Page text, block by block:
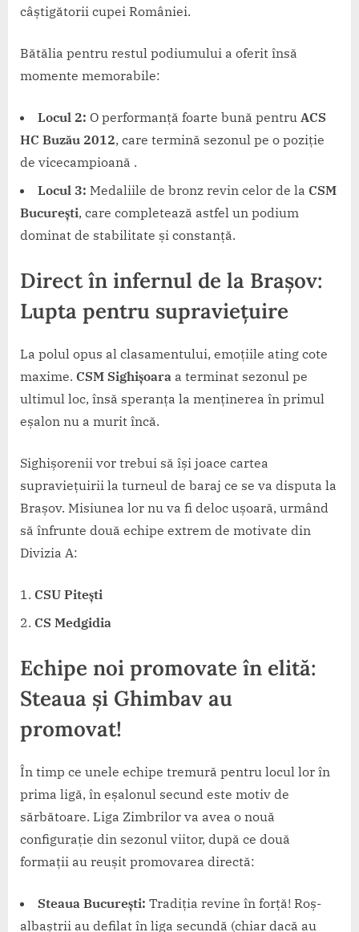
câștigătorii cupei României.
Bătălia pentru restul podiumului a oferit însă
momente memorabile:
Locul 2: O performanță foarte bună pentru ACS
HC Buzău 2012, care termină sezonul pe o poziție
de vicecampioană .
Locul 3: Medaliile de bronz revin celor de la CSM
București, care completează astfel un podium
dominat de stabilitate și constanță.
Direct în infernul de la Brașov:
Lupta pentru supraviețuire
La polul opus al clasamentului, emoțiile ating cote
maxime. CSM Sighișoara a terminat sezonul pe
ultimul loc, însă speranța la menținerea în primul
eșalon nu a murit încă.
Sighișorenii vor trebui să își joace cartea
supraviețuirii la turneul de baraj ce se va disputa la
Brașov. Misiunea lor nu va fi deloc ușoară, urmând
să înfrunte două echipe extrem de motivate din
Divizia A:
CSU Pitești
CS Medgidia
Echipe noi promovate în elită:
Steaua și Ghimbav au
promovat!
În timp ce unele echipe tremură pentru locul lor în
prima ligă, în eșalonul secund este motiv de
sărbătoare. Liga Zimbrilor va avea o nouă
configurație din sezonul viitor, după ce două
formații au reușit promovarea directă:
Steaua București: Tradiția revine în forță! Roș-
albaștrii au defilat în liga secundă (chiar dacă au